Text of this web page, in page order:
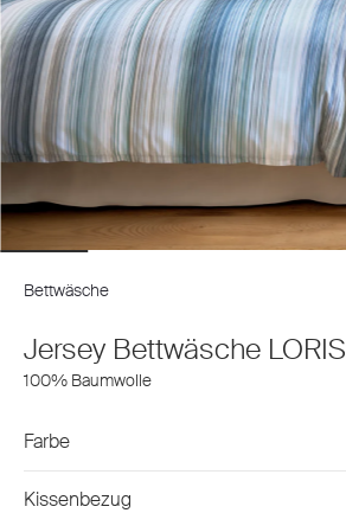
Bettwäsche
Jersey Bettwäsche LORIS
100% Baumwolle
Farbe
Kissenbezug